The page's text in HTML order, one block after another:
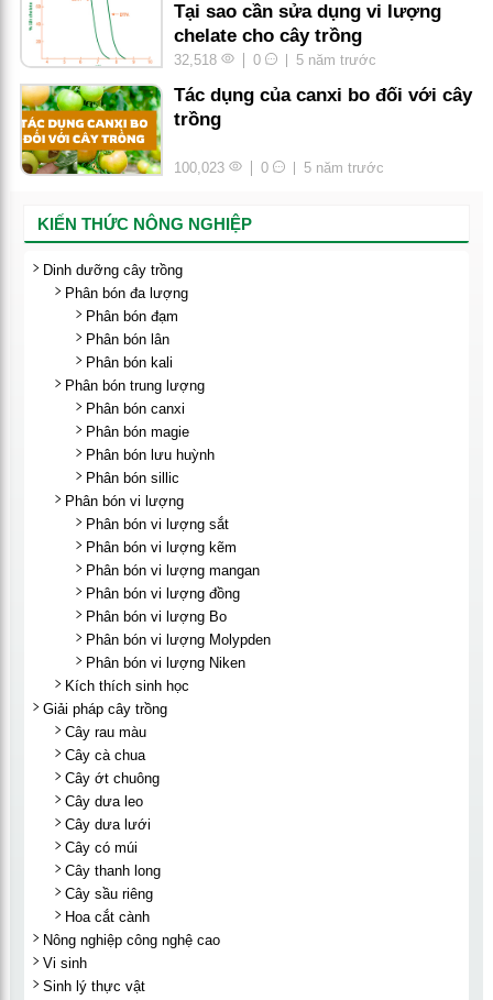
Tại sao cần sửa dụng vi lượng
chelate cho cây trồng
32,518 0 5 năm trước
Tác dụng của canxi bo đối với cây
trồng
100,023 0 5 năm trước
KIẾN THỨC NÔNG NGHIỆP
Dinh dưỡng cây trồng
Phân bón đa lượng
Phân bón đạm
Phân bón lân
Phân bón kali
Phân bón trung lượng
Phân bón canxi
Phân bón magie
Phân bón lưu huỳnh
Phân bón sillic
Phân bón vi lượng
Phân bón vi lượng sắt
Phân bón vi lượng kẽm
Phân bón vi lượng mangan
Phân bón vi lượng đồng
Phân bón vi lượng Bo
Phân bón vi lượng Molypden
Phân bón vi lượng Niken
Kích thích sinh học
Giải pháp cây trồng
Cây rau màu
Cây cà chua
Cây ớt chuông
Cây dưa leo
Cây dưa lưới
Cây có múi
Cây thanh long
Cây sầu riêng
Hoa cắt cành
Nông nghiệp công nghệ cao
Vi sinh
Sinh lý thực vật